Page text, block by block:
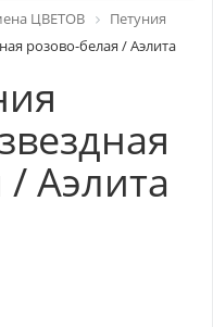
ЦВЕТОВ
Петуния
розово-белая / Аэлита
Аэлита